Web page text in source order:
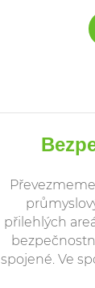
přilehlých
spojené. Ve